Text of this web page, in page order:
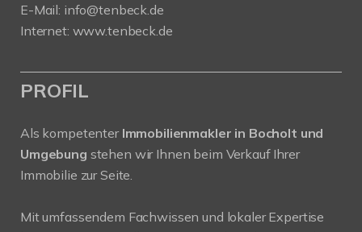
E-Mail: info@tenbeck.de
Internet: www.tenbeck.de
PROFIL
Als kompetenter Immobilienmakler in Bocholt und
Umgebung stehen wir Ihnen beim Verkauf Ihrer
Immobilie zur Seite.
Mit umfassendem Fachwissen und lokaler Expertise